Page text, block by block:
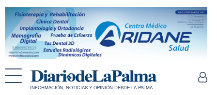
INFORMACIÓN, NOTICIAS Y OPINIÓN DESDE LA PALMA